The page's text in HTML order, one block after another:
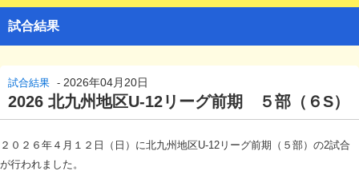
試合結果
試合結果 - 2026年04月20日
2026 北九州地区U‐12リーグ前期 ５部（６S）
２０２６年４月１２日（日）に北九州地区U-12リーグ前期（５部）の2試合
が行われました。